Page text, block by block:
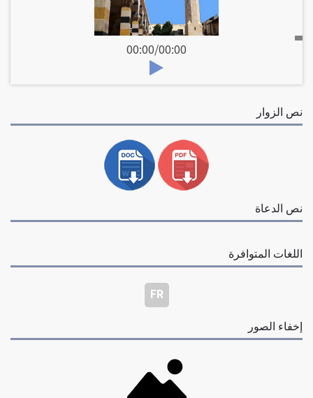
00:00/00:00
نص الزوار
نص الدعاة
اللغات المتوافرة
FR
إخفاء الصور